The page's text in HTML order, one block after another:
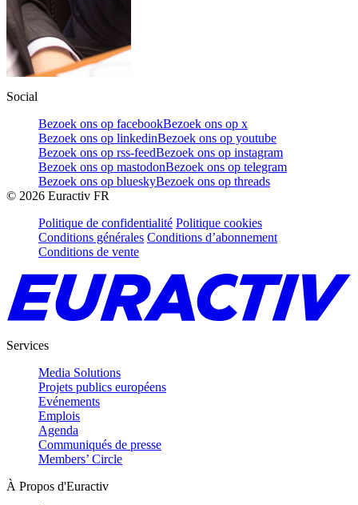
Social
Bezoek ons op facebookBezoek ons op x
Bezoek ons op linkedinBezoek ons op youtube
Bezoek ons op rss-feedBezoek ons op instagram
Bezoek ons op mastodonBezoek ons op telegram
Bezoek ons op blueskyBezoek ons op threads
© 2026 Euractiv FR
Politique de confidentialité Politique cookies
Conditions générales Conditions d’abonnement
Conditions de vente
Services
Media Solutions
Projets publics européens
Evénements
Emplois
Agenda
Communiqués de presse
Members’ Circle
À Propos d'Euractiv